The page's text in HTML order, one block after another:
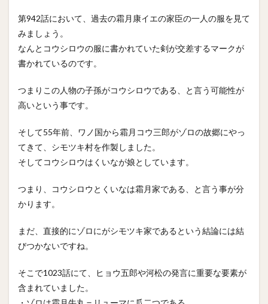
第942話において、過去の霜月康イエの家臣の一人の服を見て
みましょう。
なんとコウシロウの服に書かれていた剣が交差するマークが
書かれているのです。
つまりこの人物の子孫がコウシロウである、と言う可能性が
高いという事です。
そして55年前、ワノ国から霜月コウ三郎がゾロの故郷にやっ
てきて、シモツキ村を作製しました。
そしてコウシロウはくいなが娘としています。
つまり、コウシロウとくいなは霜月家である、と言う事が分
かります。
まだ、直接的にゾロにがシモツキ家であるという結論には結
びつかないですね。
そこで1023話にて、ヒョウ五郎や河松の発言に重要な要素が
含まれていました。